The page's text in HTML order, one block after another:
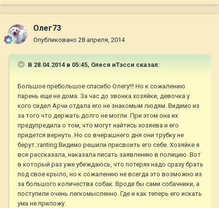
Олег73
Опубликовано 28 апреля, 2014
В 28.04.2014 в 05:45, Олеся иТэсси сказал:
Большое пребольшое спасибо Олегу!!! Но к сожалению
парень еще не дома. За час до звонка хозяйки, девочка у
кого сидел Арчи отдала его не знакомым людям. Видимо из
за того что держать долго не могли. При этом она их
предупредила о том, что могут найтись хозяева и его
придется вернуть. Но со вчерашнего дня они трубку не
берут.:ranting:Видимо решили присвоить его себе. Хозяйке я
все рассказала, наказала писать заявлению в полицию. Вот
в который раз уже убеждаюсь, что потерях надо сразу брать
под свое крыло, но к сожалению не всегда это возможно из
за большого количества собак. Вроде бы сами собачники, а
поступили очень легкомысленно. Где и как теперь его искать
ума не приложу.